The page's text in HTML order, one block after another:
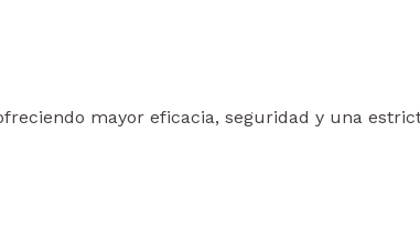
mayor eficacia, seguridad y una